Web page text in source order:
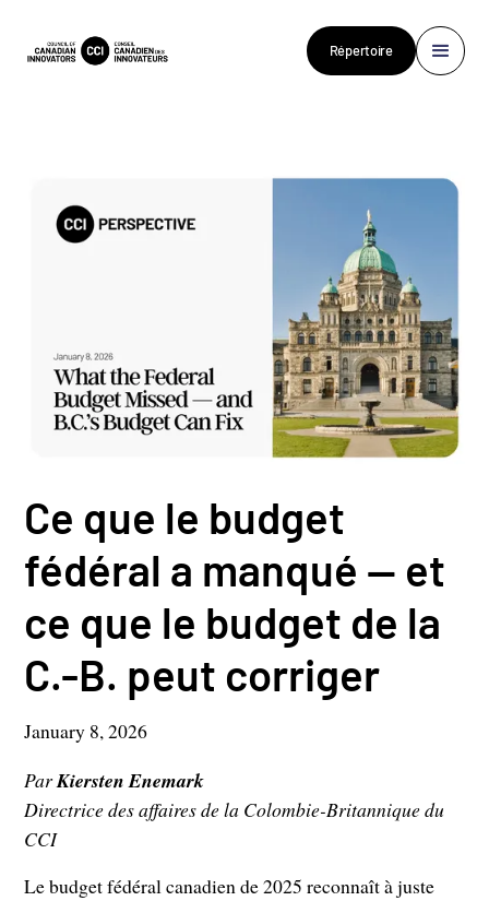
Répertoire
Ce que le budget
fédéral a manqué — et
ce que le budget de la
C.-B. peut corriger
January 8, 2026
ParKiersten Enemark
Directrice des affaires de la Colombie-Britannique du
CCI
Le budget fédéral canadien de 2025 reconnaît à juste